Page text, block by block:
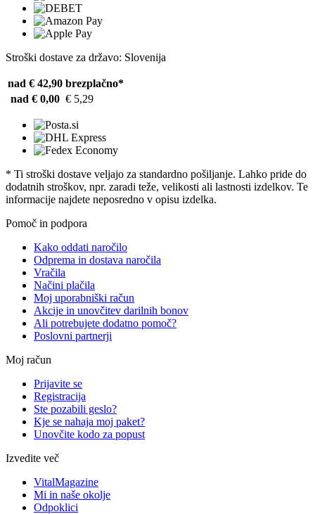
Stroški dostave za državo: Slovenija
nad € 42,90 brezplačno*
nad € 0,00 € 5,29
* Ti stroški dostave veljajo za standardno pošiljanje. Lahko pride do
dodatnih stroškov, npr. zaradi teže, velikosti ali lastnosti izdelkov. Te
informacije najdete neposredno v opisu izdelka.
Pomoč in podpora
Kako oddati naročilo
Odprema in dostava naročila
Vračila
Načini plačila
Moj uporabniški račun
Akcije in unovčitev darilnih bonov
Ali potrebujete dodatno pomoč?
Poslovni partnerji
Moj račun
Prijavite se
Registracija
Ste pozabili geslo?
Kje se nahaja moj paket?
Unovčite kodo za popust
Izvedite več
VitalMagazine
Mi in naše okolje
Odpoklici